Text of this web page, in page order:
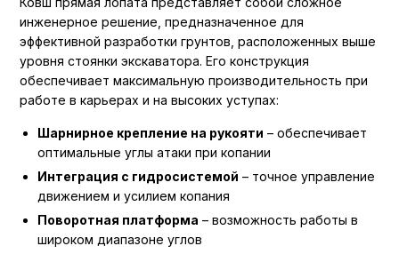
инженерное решение, предназначенное для
эффективной разработки грунтов, расположенных выше
уровня стоянки экскаватора. Его конструкция
обеспечивает максимальную производительность при
работе в карьерах и на высоких уступах:
Шарнирное крепление на рукояти – обеспечивает
оптимальные углы атаки при копании
Интеграция с гидросистемой – точное управление
движением и усилием копания
Поворотная платформа – возможность работы в
широком диапазоне углов